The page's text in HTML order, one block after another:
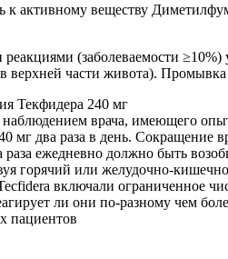
к активному веществу
(заболеваемости
верхней части живота).
Текфидера 240 мг
врача, имеющего
мг два раза в день.
раза ежедневно должно быть
горячий или желудочно-
включали ограниченное
ли они по-разному чем
пациентов